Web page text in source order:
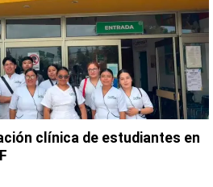
clínica de estudiantes en